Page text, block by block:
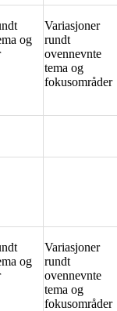
og
Variasjoner
rundt
ovennevnte
tema og
fokusområder
og
Variasjoner
rundt
ovennevnte
tema og
fokusområder